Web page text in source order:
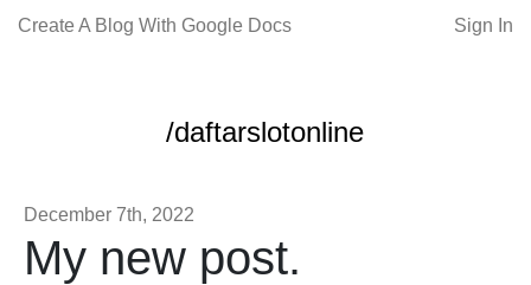
Create A Blog With Google Docs Sign In
/daftarslotonline
December 7th, 2022
My new post.